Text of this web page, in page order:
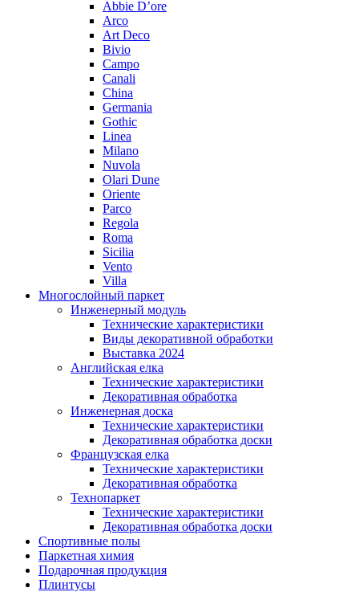
Abbie D’ore
Arco
Art Deco
Bivio
Campo
Canali
China
Germania
Gothic
Linea
Milano
Nuvola
Olari Dune
Oriente
Parco
Regola
Roma
Sicilia
Vento
Villa
Многослойный паркет
Инженерный модуль
Технические характеристики
Виды декоративной обработки
Выставка 2024
Английская елка
Технические характеристики
Декоративная обработка
Инженерная доска
Технические характеристики
Декоративная обработка доски
Французская елка
Технические характеристики
Декоративная обработка
Технопаркет
Технические характеристики
Декоративная обработка доски
Спортивные полы
Паркетная химия
Подарочная продукция
Плинтусы